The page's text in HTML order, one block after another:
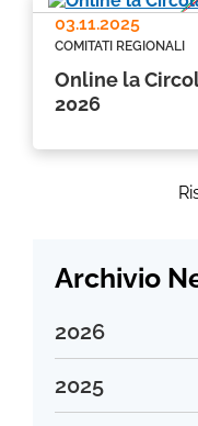
03.11.2025
COMITATI REGIONALI
Online la
2026
Archivio
2026
Luglio 2026
Giugno 2026
2025